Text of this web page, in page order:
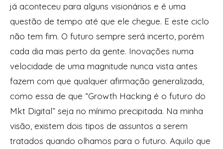
já aconteceu para alguns visionários e é uma
questão de tempo até que ele chegue. E este ciclo
não tem fim. O futuro sempre será incerto, porém
cada dia mais perto da gente. Inovações numa
velocidade de uma magnitude nunca vista antes
fazem com que qualquer afirmação generalizada,
como essa de que “Growth Hacking é o futuro do
Mkt Digital” seja no mínimo precipitada. Na minha
visão, existem dois tipos de assuntos a serem
tratados quando olhamos para o futuro. Aquilo que